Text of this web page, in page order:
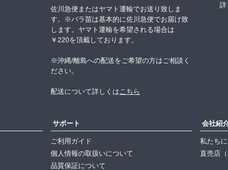
佐川急便またはヤマト運輸でお送り致しま
す。※バラ苗は基本的に佐川急便でお届け致
します。ヤマト運輸を希望される場合は
￥220を頂戴しております。
※沖縄/離島への配送をご希望の方はご相談く
ださい。
配送について詳しくはこちら
詳
サポート
ご利用ガイド
個人情報の取扱いについて
品質保証について
会社紹
私たち
直売店（